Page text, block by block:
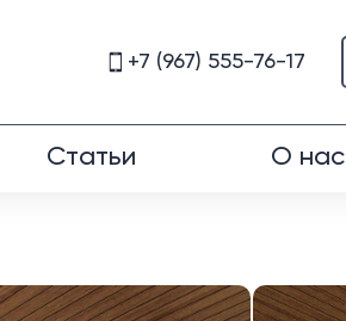
+7 (967) 555-76-17
Статьи О нас